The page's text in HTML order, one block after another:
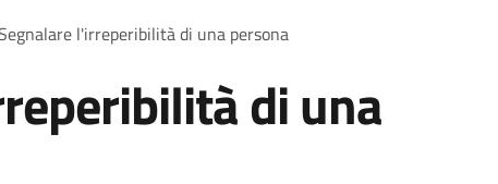
l'irreperibilità di una persona
di una